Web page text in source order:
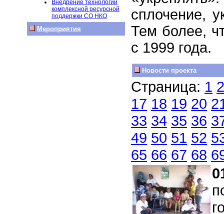
Внедрение технологий
комплексной ресурсной
поддержки СО НКО
Мероприятия
сплочение,
Тем более,
с 1999 года.
Новости проекта
Страница: 1 2
17 18 19 20
33 34 35 36
49 50 51 52
65 66 67 68